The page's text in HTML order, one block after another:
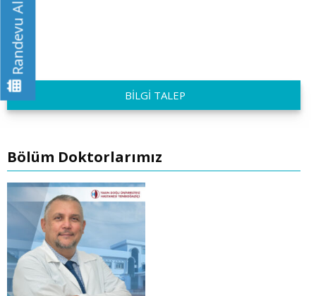
BİLGİ TALEP
Bölüm Doktorlarımız
Randevu Al